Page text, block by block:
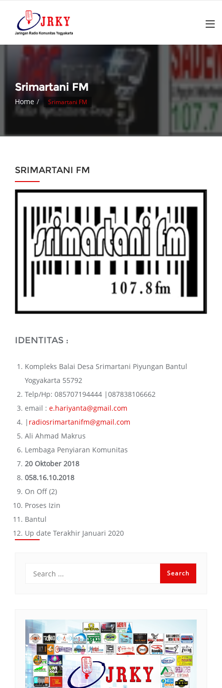
content
Srimartani FM
Home Srimartani FM
SRIMARTANI FM
IDENTITAS :
Kompleks Balai Desa Srimartani Piyungan Bantul
Yogyakarta 55792
Telp/Hp: 085707194444 |087838106662
email : e.hariyanta@gmail.com
| radiosrimartanifm@gmail.com
Ali Ahmad Makrus
Lembaga Penyiaran Komunitas
20 Oktober 2018
058.16.10.2018
On Off (2)
Proses Izin
Bantul
Up date Terakhir Januari 2020